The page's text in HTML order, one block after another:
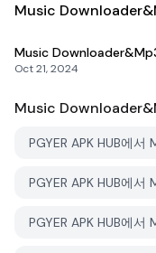
Music
Music
Oct 21, 2024
Music